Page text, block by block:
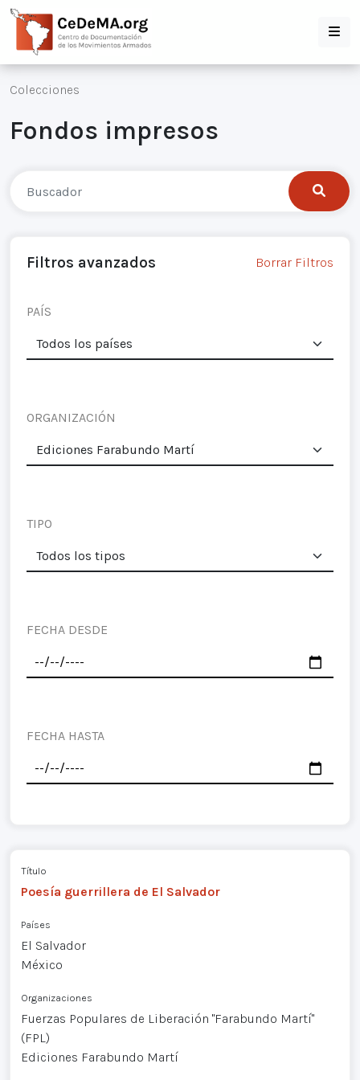
Colecciones
Fondos impresos
Filtros avanzados Borrar Filtros
PAÍS
ORGANIZACIÓN
TIPO
FECHA DESDE
FECHA HASTA
Título
Poesía guerrillera de El Salvador
Países
El Salvador
México
Organizaciones
Fuerzas Populares de Liberación "Farabundo Martí"
(FPL)
Ediciones Farabundo Martí